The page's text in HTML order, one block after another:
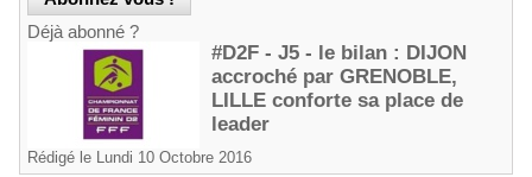
Déjà abonné ?
#D2F - J5 - le bilan : DIJON
accroché par GRENOBLE,
LILLE conforte sa place de
leader
Rédigé le Lundi 10 Octobre 2016